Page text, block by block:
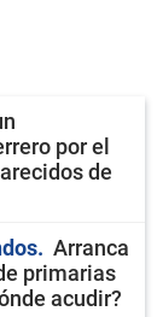
por el
de
Arranca
primarias
acudir?